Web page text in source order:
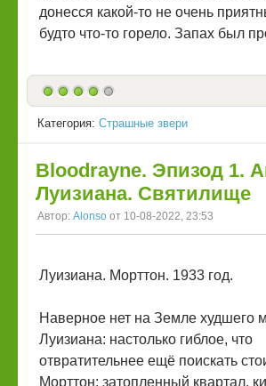
донесся какой-то не очень
будто что-то горело. Запах был
Категория: Страшные звери
Bloodrayne. Эпизод 1.
Луизиана. Святилище
Автор: Alonso от 10-08-2022, 23:53
Луизиана. Морттон. 1933 год.
Наверное нет на Земле худшего
Луизиана: настолько гиблое, что
отвратительнее ещё поискать
Морттон: затопленный квартал,